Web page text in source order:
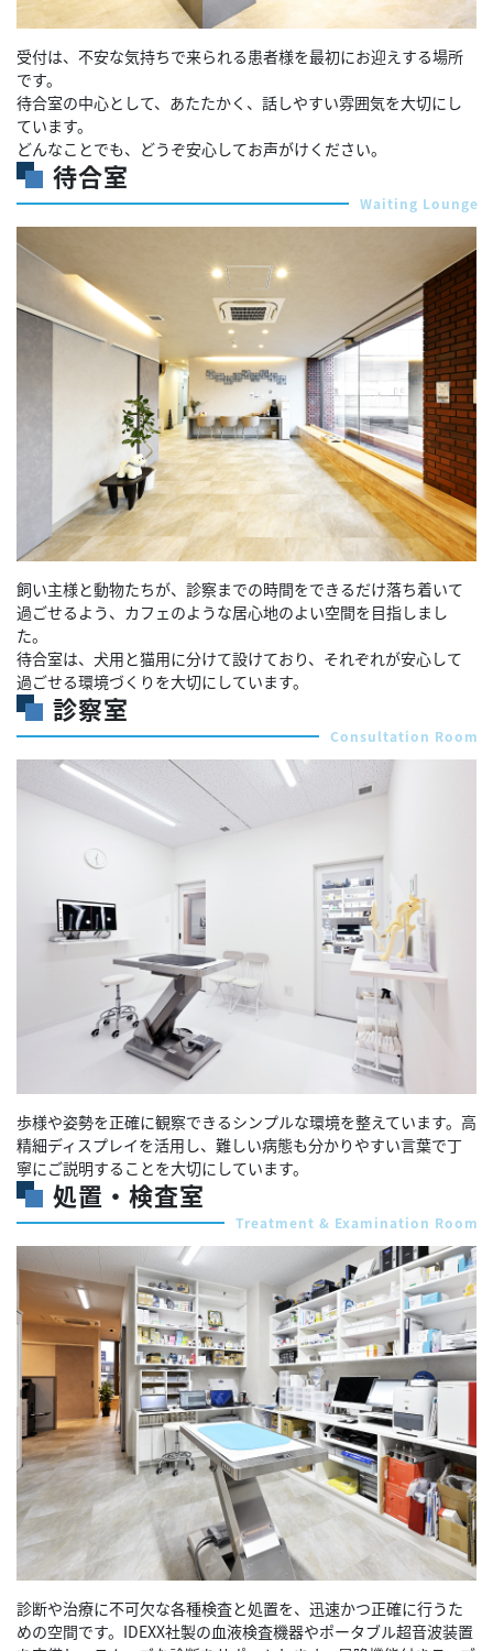
受付は、不安な気持ちで来られる患者様を最初にお迎えする場所
です。
待合室の中心として、あたたかく、話しやすい雰囲気を大切にし
ています。
どんなことでも、どうぞ安心してお声がけください。
待合室
Waiting Lounge
飼い主様と動物たちが、診察までの時間をできるだけ落ち着いて
過ごせるよう、カフェのような居心地のよい空間を目指しまし
た。
待合室は、犬用と猫用に分けて設けており、それぞれが安心して
過ごせる環境づくりを大切にしています。
診察室
Consultation Room
歩様や姿勢を正確に観察できるシンプルな環境を整えています。高
精細ディスプレイを活用し、難しい病態も分かりやすい言葉で丁
寧にご説明することを大切にしています。
処置・検査室
Treatment & Examination Room
診断や治療に不可欠な各種検査と処置を、迅速かつ正確に行うた
めの空間です。IDEXX社製の血液検査機器やポータブル超音波装置